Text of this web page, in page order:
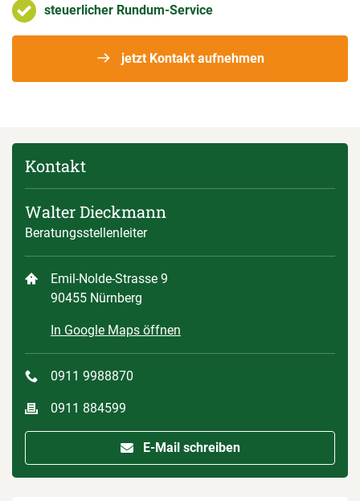
steuerlicher Rundum-Service
jetzt Kontakt aufnehmen
Kontakt
Walter Dieckmann
Beratungsstellenleiter
Emil-Nolde-Strasse 9
90455 Nürnberg
In Google Maps öffnen
0911 9988870
0911 884599
E-Mail schreiben